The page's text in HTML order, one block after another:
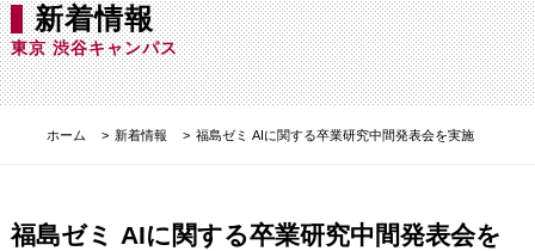
新着情報
東京 渋谷キャンパス
ホーム 新着情報 福島ゼミ AIに関する卒業研究中間発表会を実施
福島ゼミ AIに関する卒業研究中間発表会を